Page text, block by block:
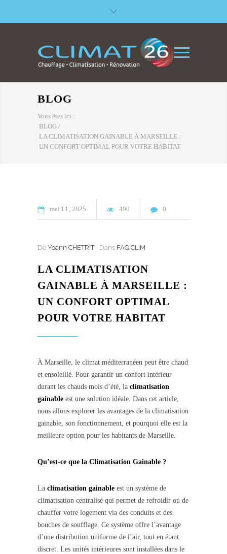
BLOG
Vous êtes ici :
BLOG /
LA CLIMATISATION GAINABLE À MARSEILLE :
UN CONFORT OPTIMAL POUR VOTRE HABITAT
mai 11 2025 490 0
De Yoann CHETRIT Dans FAQ CLIM
LA CLIMATISATION
GAINABLE À MARSEILLE :
UN CONFORT OPTIMAL
POUR VOTRE HABITAT
À Marseille, le climat méditerranéen peut être chaud
et ensoleillé. Pour garantir un confort intérieur
durant les chauds mois d’été, la climatisation
gainable est une solution idéale. Dans cet article,
nous allons explorer les avantages de la climatisation
gainable, son fonctionnement, et pourquoi elle est la
meilleure option pour les habitants de Marseille.
Qu’est-ce que la Climatisation Gainable ?
La climatisation gainable est un système de
climatisation centralisé qui permet de refroidir ou de
chauffer votre logement via des conduits et des
bouches de soufflage. Ce système offre l’avantage
d’une distribution uniforme de l’air, tout en étant
discret. Les unités intérieures sont installées dans le